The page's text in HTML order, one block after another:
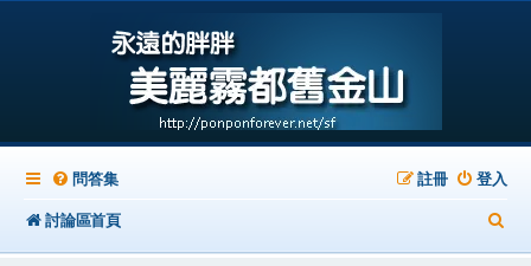
問答集 登入
註冊
討論區首頁
尋